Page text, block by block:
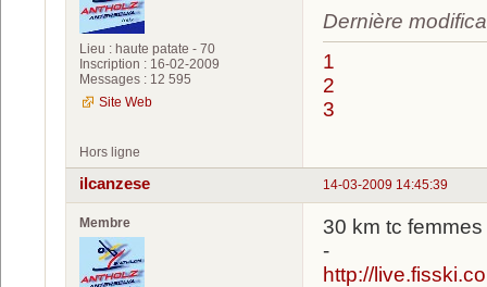
Lieu : haute patate - 70
Inscription : 16-02-2009
Messages : 12 595
Site Web
Dernière
1
2
3
Hors ligne
14-03-2009 14:45:39
ilcanzese
Membre
30 km tc
-
http://